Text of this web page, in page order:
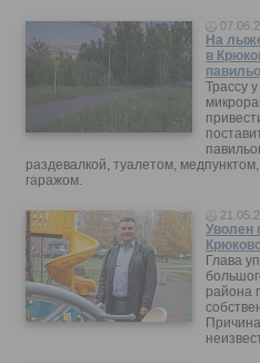
На
в
Трассу
раздевалкой, туалетом,
гаражом.
Уволен
Глава
района